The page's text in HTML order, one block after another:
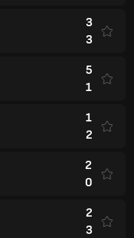
3
3
5
1
1
2
2
0
2
3